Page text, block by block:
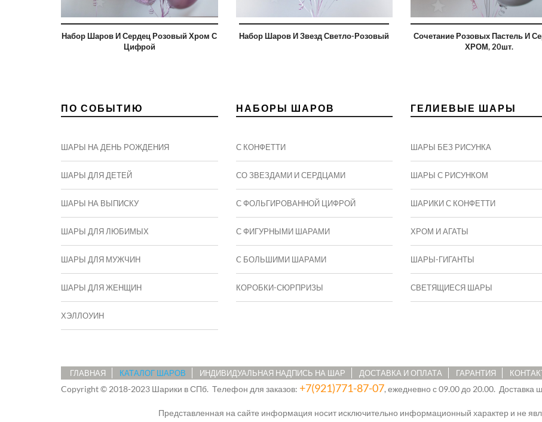
Набор Шаров И Сердец Розовый Хром С
Цифрой
Набор Шаров И Звезд Светло-Розовый
Сочетание Розовых Пастель И
ХРОМ, 20шт.
ПО СОБЫТИЮ
ШАРЫ НА ДЕНЬ РОЖДЕНИЯ
ШАРЫ ДЛЯ ДЕТЕЙ
ШАРЫ НА ВЫПИСКУ
ШАРЫ ДЛЯ ЛЮБИМЫХ
ШАРЫ ДЛЯ МУЖЧИН
ШАРЫ ДЛЯ ЖЕНЩИН
ХЭЛЛОУИН
НАБОРЫ ШАРОВ
С КОНФЕТТИ
СО ЗВЕЗДАМИ И СЕРДЦАМИ
С ФОЛЬГИРОВАННОЙ ЦИФРОЙ
С ФИГУРНЫМИ ШАРАМИ
C БОЛЬШИМИ ШАРАМИ
КОРОБКИ-СЮРПРИЗЫ
ГЕЛИЕВЫЕ ШАРЫ
ШАРЫ БЕЗ РИСУНКА
ШАРЫ С РИСУНКОМ
ШАРИКИ С КОНФЕТТИ
ХРОМ И АГАТЫ
ШАРЫ-ГИГАНТЫ
СВЕТЯЩИЕСЯ ШАРЫ
ГЛАВНАЯ КАТАЛОГ ШАРОВ ИНДИВИДУАЛЬНАЯ НАДПИСЬ НА ШАР ДОСТАВКА И ОПЛАТА ГАРАНТИЯ
Copyright © 2018-2023 Шарики в СПб. Телефон для заказов: +7(921)771-87-07, ежедневно с 09.00 до 20.00. Доставка
Представленная на сайте информация носит исключительно информационный характер и не